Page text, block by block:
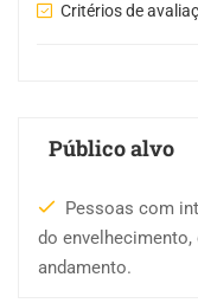
Critérios de
Público alvo
Pessoas com
do
andamento.